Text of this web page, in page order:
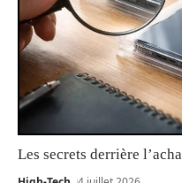
Les secrets derrière